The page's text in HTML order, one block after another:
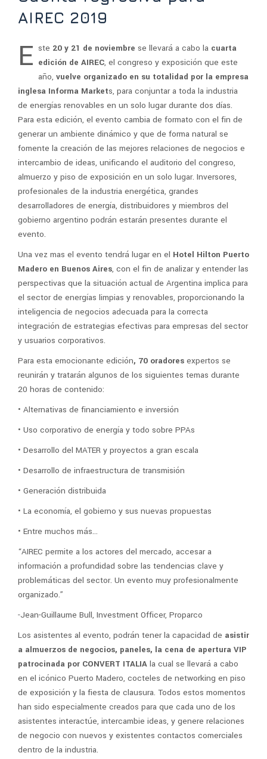
AIREC 2019
E ste 20 y 21 de noviembre se llevará a cabo la cuarta
edición de AIREC, el congreso y exposición que este
año, vuelve organizado en su totalidad por la empresa
inglesa Informa Markets, para conjuntar a toda la industria
de energías renovables en un solo lugar durante dos días.
Para esta edición, el evento cambia de formato con el fin de
generar un ambiente dinámico y que de forma natural se
fomente la creación de las mejores relaciones de negocios e
intercambio de ideas, unificando el auditorio del congreso,
almuerzo y piso de exposición en un solo lugar. Inversores,
profesionales de la industria energética, grandes
desarrolladores de energía, distribuidores y miembros del
gobierno argentino podrán estarán presentes durante el
evento.
Una vez mas el evento tendrá lugar en el Hotel Hilton Puerto
Madero en Buenos Aires, con el fin de analizar y entender las
perspectivas que la situación actual de Argentina implica para
el sector de energías limpias y renovables, proporcionando la
inteligencia de negocios adecuada para la correcta
integración de estrategias efectivas para empresas del sector
y usuarios corporativos.
Para esta emocionante edición, 70 oradores expertos se
reunirán y tratarán algunos de los siguientes temas durante
20 horas de contenido:
• Alternativas de financiamiento e inversión
• Uso corporativo de energía y todo sobre PPAs
• Desarrollo del MATER y proyectos a gran escala
• Desarrollo de infraestructura de transmisión
• Generación distribuida
• La economía, el gobierno y sus nuevas propuestas
• Entre muchos más…
“AIREC permite a los actores del mercado, accesar a
información a profundidad sobre las tendencias clave y
problemáticas del sector. Un evento muy profesionalmente
organizado.”
-Jean-Guillaume Bull, Investment Officer, Proparco
Los asistentes al evento, podrán tener la capacidad de asistir
a almuerzos de negocios, paneles, la cena de apertura VIP
patrocinada por CONVERT ITALIA la cual se llevará a cabo
en el icónico Puerto Madero, cocteles de networking en piso
de exposición y la fiesta de clausura. Todos estos momentos
han sido especialmente creados para que cada uno de los
asistentes interactúe, intercambie ideas, y genere relaciones
de negocio con nuevos y existentes contactos comerciales
dentro de la industria.